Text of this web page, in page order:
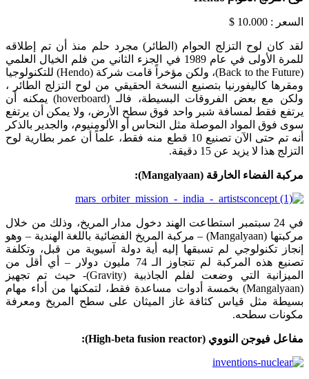
السعر : 10.000 $
لقد كان لوح التزلج الحوام (الطائر) مجرد حلم منذ أن تم إطلاقه
للمرة الأولى في عام 1989 في الجزء الثاني من فلم الخيال العلمي
(Back to the Future)، ولكن مؤخراً قامت شركة (Hendo) للتكنولوجيا
ومقرها كاليفورنيا بتصنيع النسخة الحقيقي من لوح التزلج الطائر ،
ولكن مع بعض الفروقات البسيطة، فالـ (hoverboard) يمكنه أن
يرتفع فقط لمسافة شبر واحد فوق سطح الأرض، ولا يمكن أن يرتفع
سوى فوق المواد الموصلة مثل النحاس أو الألومنيوم، والجدير بالذكر
أنه تم حتى الآن تصنيع 10 قطع منه فقط، علماً أن عمر بطارية لوح
التزلج هذا لا يزيد عن 15 دقيقة.
مركبة الفضاء الخارقة (Mangalyaan
):
في 24 سبتمبر استطاعت الهند دخول مدار المريخ، وذلك من خلال
مركبتها (Mangalyaan) – مركبة المريخ الفضائية باللغة الهندية – وهو
إنجاز تكنولوجي لم تسبقها إليه أية دولة آسيوية من قبل، وتكلفة
تصنيع هذه المركبة لم تتجاوز الـ 74 مليون دولار – أي أقل من
الميزانية التي وضعت لفلم الجاذبية (Gravity)- حيث تم تجهيز
(Mangalyaan) بخمسة أدوات مساعدة فقط، لتمكنها من أداء مهام
بسيطة مثل قياس كثافة غاز الميثان على سطح المريخ ومعرفة
مكونات سطحه.
مفاعل فيوجن النووي (High-beta fusion reactor
):